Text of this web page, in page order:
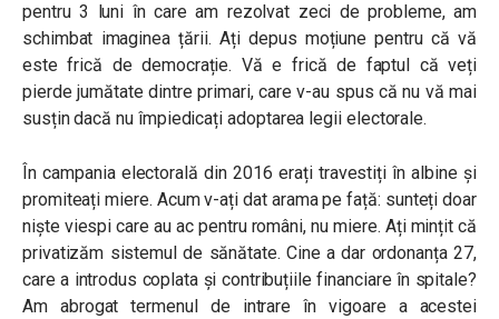
pentru 3 luni în care am rezolvat zeci de probleme, am
schimbat imaginea țării. Ați depus moțiune pentru că vă
este frică de democrație. Vă e frică de faptul că veți
pierde jumătate dintre primari, care v-au spus că nu vă mai
susțin dacă nu împiedicați adoptarea legii electorale.
În campania electorală din 2016 erați travestiți în albine și
promiteați miere. Acum v-ați dat arama pe față: sunteți doar
niște viespi care au ac pentru români, nu miere. Ați mințit că
privatizăm sistemul de sănătate. Cine a dar ordonanța 27,
care a introdus coplata și contribuțiile financiare în spitale?
Am abrogat termenul de intrare în vigoare a acestei